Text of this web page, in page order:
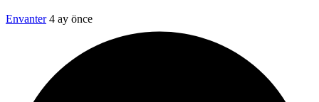
Envanter 4 ay önce